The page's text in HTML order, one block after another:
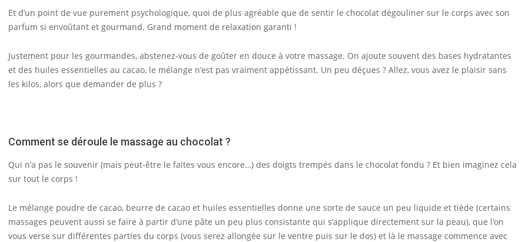
Et d’un point de vue purement psychologique, quoi de plus agréable que de sentir le chocolat dégouliner sur le corps avec son
parfum si envoûtant et gourmand. Grand moment de relaxation garanti !
Justement pour les gourmandes, abstenez-vous de goûter en douce à votre massage. On ajoute souvent des bases hydratantes
et des huiles essentielles au cacao, le mélange n’est pas vraiment appétissant. Un peu déçues ? Allez, vous avez le plaisir sans
les kilos, alors que demander de plus ?
Comment se déroule le massage au chocolat ?
Qui n’a pas le souvenir (mais peut-être le faites vous encore…) des doigts trempés dans le chocolat fondu ? Et bien imaginez cela
sur tout le corps !
Le mélange poudre de cacao, beurre de cacao et huiles essentielles donne une sorte de sauce un peu liquide et tiède (certains
massages peuvent aussi se faire à partir d’une pâte un peu plus consistante qui s’applique directement sur la peau), que l’on
vous verse sur différentes parties du corps (vous serez allongée sur le ventre puis sur le dos) et là le massage commence avec